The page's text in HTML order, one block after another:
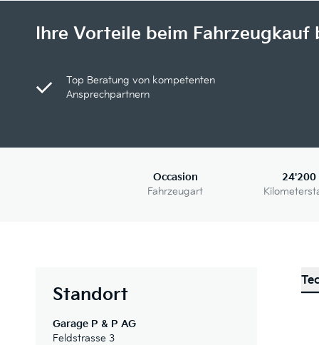
Ihre Vorteile beim Fahrzeugkauf
Top Beratung von kompetenten
Ansprechpartnern
Occasion
Fahrzeugart
24'200
Standort
Garage P & P AG
Feldstrasse 3